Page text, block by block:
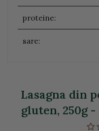
proteine:
sare:
Lasagna din
gluten, 250g